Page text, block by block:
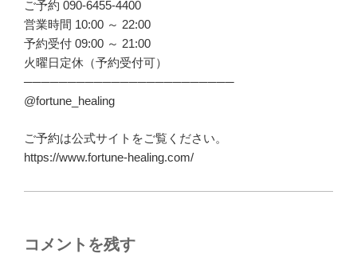
ご予約 090-6455-4400
営業時間 10:00 ～ 22:00
予約受付 09:00 ～ 21:00
火曜日定休（予約受付可）
────────────────────────
@fortune_healing
ご予約は公式サイトをご覧ください。
https://www.fortune-healing.com/
コメントを残す